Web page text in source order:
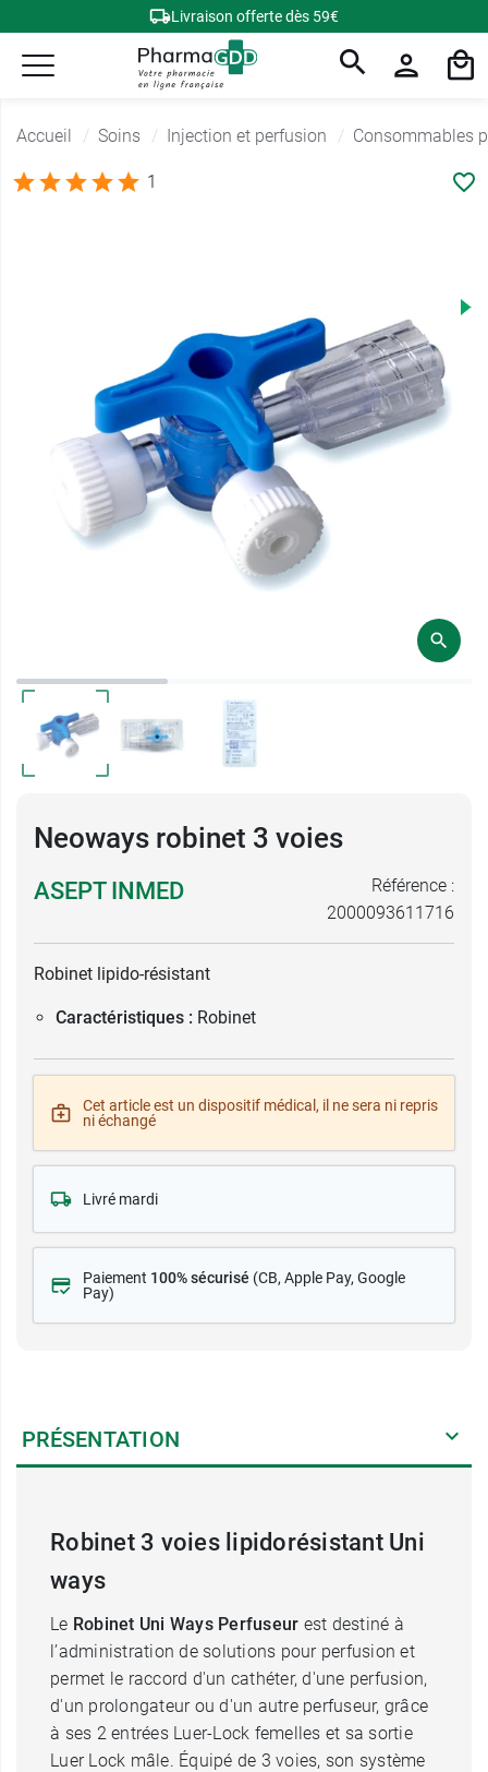
Livraison offerte dès 59€
Accueil Soins Injection et perfusion Consommables
1
Neoways robinet 3 voies
ASEPT INMED
Référence :
2000093611716
Robinet lipido-résistant
Caractéristiques : Robinet
Cet article est un dispositif médical, il ne sera ni repris
ni échangé
Livré mardi
Paiement 100% sécurisé (CB, Apple Pay, Google
Pay)
PRÉSENTATION
Robinet 3 voies lipidorésistant Uni
ways
Le Robinet Uni Ways Perfuseur est destiné à
l’administration de solutions pour perfusion et
permet le raccord d'un cathéter, d'une perfusion,
d'un prolongateur ou d'un autre perfuseur, grâce
à ses 2 entrées Luer-Lock femelles et sa sortie
Luer Lock mâle. Équipé de 3 voies, son système